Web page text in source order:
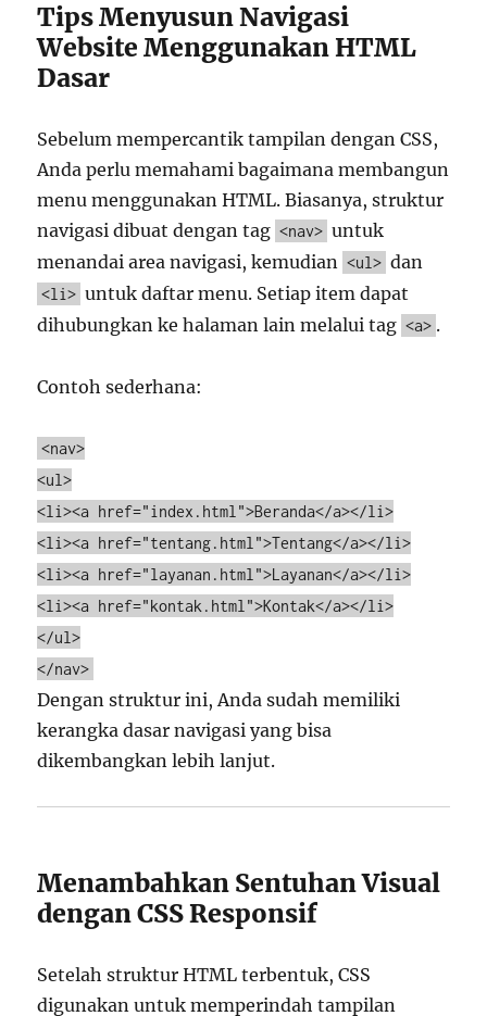
Tips Menyusun Navigasi
Website Menggunakan HTML
Dasar
Sebelum mempercantik tampilan dengan CSS,
Anda perlu memahami bagaimana membangun
menu menggunakan HTML. Biasanya, struktur
navigasi dibuat dengan tag <nav> untuk
menandai area navigasi, kemudian <ul> dan
<li> untuk daftar menu. Setiap item dapat
dihubungkan ke halaman lain melalui tag <a> .
Contoh sederhana:
<nav>
<ul>
<li><a href="index.html">Beranda</a></li>
<li><a href="tentang.html">Tentang</a></li>
<li><a href="layanan.html">Layanan</a></li>
<li><a href="kontak.html">Kontak</a></li>
</ul>
</nav>
Dengan struktur ini, Anda sudah memiliki
kerangka dasar navigasi yang bisa
dikembangkan lebih lanjut.
Menambahkan Sentuhan Visual
dengan CSS Responsif
Setelah struktur HTML terbentuk, CSS
digunakan untuk memperindah tampilan